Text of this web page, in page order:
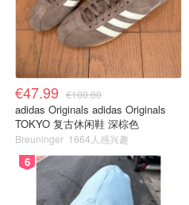
€47.99 €100.00
adidas Originals adidas Originals
TOKYO 复古休闲鞋 深棕色
Breuninger 1664人感兴趣
6